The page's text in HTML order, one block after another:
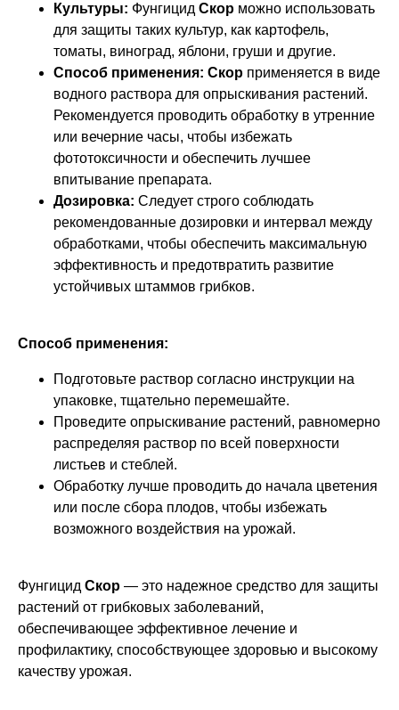
Культуры: Фунгицид Скор можно использовать
для защиты таких культур, как картофель,
томаты, виноград, яблони, груши и другие.
Способ применения: Скор применяется в виде
водного раствора для опрыскивания растений.
Рекомендуется проводить обработку в утренние
или вечерние часы, чтобы избежать
фототоксичности и обеспечить лучшее
впитывание препарата.
Дозировка: Следует строго соблюдать
рекомендованные дозировки и интервал между
обработками, чтобы обеспечить максимальную
эффективность и предотвратить развитие
устойчивых штаммов грибков.
Способ применения:
Подготовьте раствор согласно инструкции на
упаковке, тщательно перемешайте.
Проведите опрыскивание растений, равномерно
распределяя раствор по всей поверхности
листьев и стеблей.
Обработку лучше проводить до начала цветения
или после сбора плодов, чтобы избежать
возможного воздействия на урожай.
Фунгицид Скор — это надежное средство для защиты
растений от грибковых заболеваний,
обеспечивающее эффективное лечение и
профилактику, способствующее здоровью и высокому
качеству урожая.